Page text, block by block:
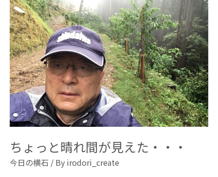
ちょっと晴れ間が見えた・・・
今日の横石 / By irodori_create